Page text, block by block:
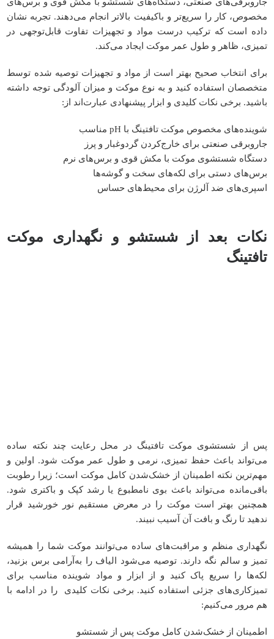
مخصوص، کار را سریع‌تر و باکیفیت بالاتر انجام می‌دهند. تجربه نشان
داده است که ترکیب درست مواد و تجهیزات تفاوت قابل‌توجهی در
تمیزی، ظاهر و طول عمر موکت ایجاد می‌کند.
برای انتخاب صحیح بهتر است از مواد و تجهیزات توصیه شده توسط
متخصصان استفاده کنید و به نوع موکت و میزان آلودگی توجه داشته
باشید. برخی نکات کلیدی و ابزار پیشنهادی عبارت‌اند از:
شوینده‌های مخصوص موکت تافتینگ با pH مناسب
جاروبرقی صنعتی برای خارج‌کردن گردوغبار و پرز
دستگاه شستشوی موکت با مکش قوی و برس‌های نرم
برس‌های دستی برای لکه‌های سخت و گوشه‌ها
اسپری‌های ضد آلرژن برای محیط‌های حساس
نکات بعد از شستشو و نگهداری موکت
تافتینگ
پس از شستشوی موکت تافتینگ در محل رعایت چند نکته ساده
می‌تواند باعث حفظ تمیزی، نرمی و طول عمر موکت شود. اولین و
مهم‌ترین نکته اطمینان از خشک‌شدن کامل موکت است؛ زیرا رطوبت
باقی‌مانده می‌تواند باعث بوی نامطبوع یا رشد کپک و باکتری شود.
همچنین بهتر است موکت را در معرض مستقیم نور خورشید قرار
ندهید تا رنگ و بافت آن آسیب نبیند.
نگهداری منظم و مراقبت‌های ساده می‌توانند موکت شما را همیشه
تمیز و سالم نگه دارند. توصیه می‌شود الیاف را به‌آرامی برس بزنید،
لکه‌ها را سریع پاک کنید و از ابزار و مواد شوینده مناسب برای
تمیزکاری‌های جزئی استفاده کنید. برخی نکات کلیدی را در ادامه با
هم مرور می‌کنیم:
اطمینان از خشک‌شدن کامل موکت پس از شستشو